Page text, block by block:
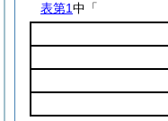
表第1中「